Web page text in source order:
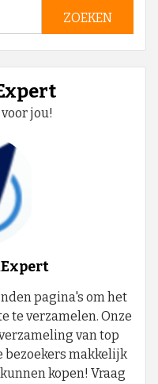
jou!
pagina's om het
te verzamelen. Onze
van top
bezoekers makkelijk
kopen! Vraag